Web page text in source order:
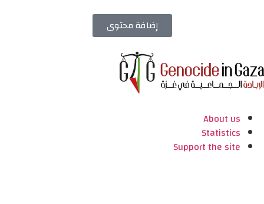
إضافة محتوى
About us
Statistics
Support the site